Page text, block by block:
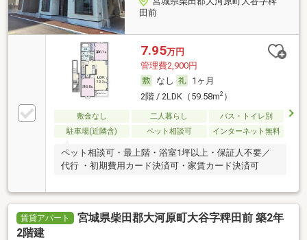
田前
7.95万円
管理費2,900円
なし
1ヶ月
2階 / 2LDK（59.58m2）
敷金なし 二人暮らし
バス・トイレ別
駐車場(近隣含)
ペット相談可 インターネット無料
ペット相談可・最上階・浴室1坪以上・保証人不要／
代行 ・初期費用カード決済可・家賃カード決済可
賃貸アパート
宮城県柴田郡大河原町大谷字稗田前 築2年
2階建